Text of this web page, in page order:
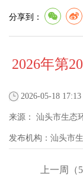
分享到：
2026年第
2026-05-18 17:13
来源： 汕头市生态
发布机构： 汕头市
上一周（5